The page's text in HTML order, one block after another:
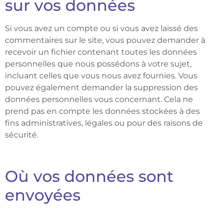
sur vos données
Si vous avez un compte ou si vous avez laissé des
commentaires sur le site, vous pouvez demander à
recevoir un fichier contenant toutes les données
personnelles que nous possédons à votre sujet,
incluant celles que vous nous avez fournies. Vous
pouvez également demander la suppression des
données personnelles vous concernant. Cela ne
prend pas en compte les données stockées à des
fins administratives, légales ou pour des raisons de
sécurité.
Où vos données sont
envoyées